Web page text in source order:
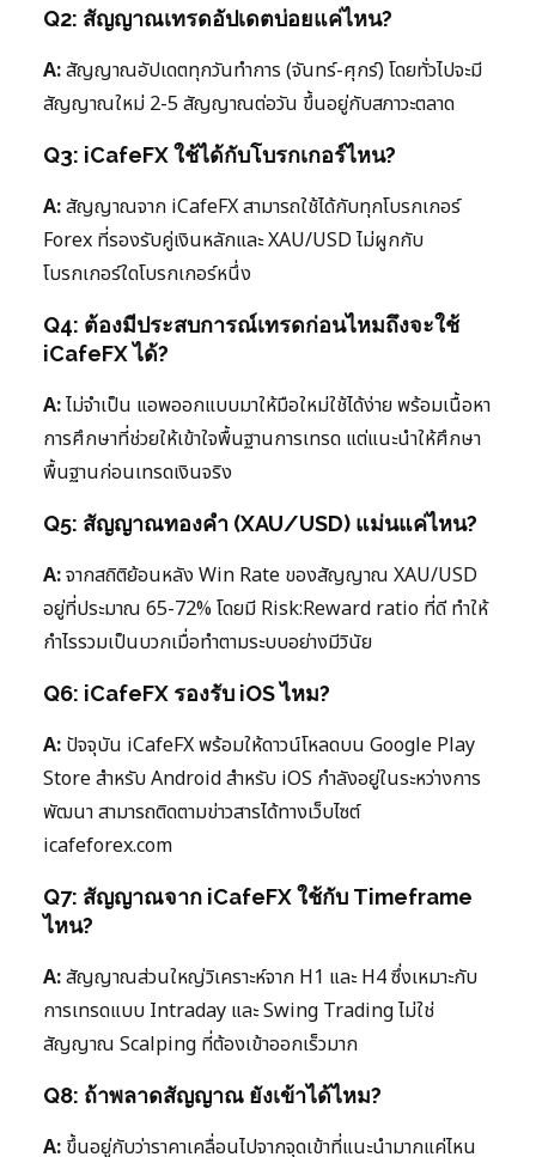
Q2: สัญญาณเทรดอัปเดตบ่อยแค่ไหน?
A:สัญญาณอัปเดตทุกวันทำการ (จันทร์-ศุกร์) โดยทั่วไปจะมี
สัญญาณใหม่ 2-5 สัญญาณต่อวัน ขึ้นอยู่กับสภาวะตลาด
Q3: iCafeFX ใช้ได้กับโบรกเกอร์ไหน?
A:สัญญาณจาก iCafeFX สามารถใช้ได้กับทุกโบรกเกอร์
Forex ที่รองรับคู่เงินหลักและ XAU/USD ไม่ผูกกับ
โบรกเกอร์ใดโบรกเกอร์หนึ่ง
Q4: ต้องมีประสบการณ์เทรดก่อนไหมถึงจะใช้
iCafeFX ได้?
A:ไม่จำเป็น แอพออกแบบมาให้มือใหม่ใช้ได้ง่าย พร้อมเนื้อหา
การศึกษาที่ช่วยให้เข้าใจพื้นฐานการเทรด แต่แนะนำให้ศึกษา
พื้นฐานก่อนเทรดเงินจริง
Q5: สัญญาณทองคำ (XAU/USD) แม่นแค่ไหน?
A:จากสถิติย้อนหลัง Win Rate ของสัญญาณ XAU/USD
อยู่ที่ประมาณ 65-72% โดยมี Risk:Reward ratio ที่ดี ทำให้
กำไรรวมเป็นบวกเมื่อทำตามระบบอย่างมีวินัย
Q6: iCafeFX รองรับ iOS ไหม?
A: ปัจจุบัน iCafeFX พร้อมให้ดาวน์โหลดบน Google Play
Store สำหรับ Android สำหรับ iOS กำลังอยู่ในระหว่างการ
พัฒนา สามารถติดตามข่าวสารได้ทางเว็บไซต์
icafeforex.com
Q7: สัญญาณจาก iCafeFX ใช้กับ Timeframe
ไหน?
A:สัญญาณส่วนใหญ่วิเคราะห์จาก H1 และ H4 ซึ่งเหมาะกับ
การเทรดแบบ Intraday และ Swing Trading ไม่ใช่
สัญญาณ Scalping ที่ต้องเข้าออกเร็วมาก
Q8: ถ้าพลาดสัญญาณ ยังเข้าได้ไหม?
A: ขึ้นอยู่กับว่าราคาเคลื่อนไปจากจุดเข้าที่แนะนำมากแค่ไหน